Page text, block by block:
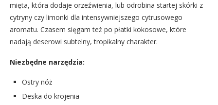
mięta, która dodaje orzeźwienia, lub odrobina startej skórki z
cytryny czy limonki dla intensywniejszego cytrusowego
aromatu. Czasem sięgam też po płatki kokosowe, które
nadają deserowi subtelny, tropikalny charakter.
Niezbędne narzędzia:
Ostry nóż
Deska do krojenia